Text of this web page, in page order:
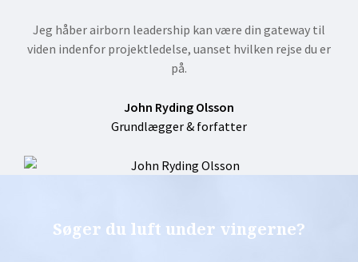
Jeg håber airborn leadership kan være din gateway til
viden indenfor projektledelse, uanset hvilken rejse du er
på.
John Ryding Olsson
Grundlægger & forfatter
Søger du luft under vingerne?